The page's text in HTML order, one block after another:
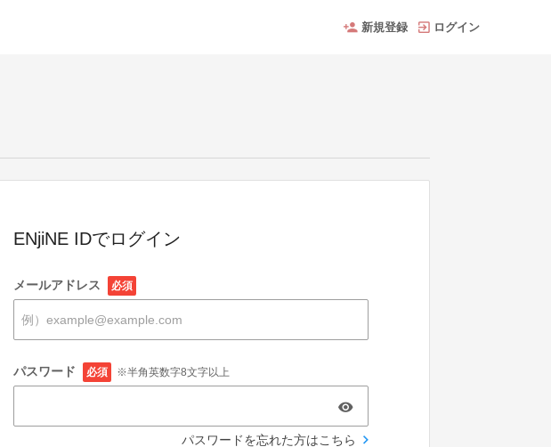
新規登録 ログイン
ENjiNE IDでログイン
メールアドレス 必須
パスワード 必須 ※半角英数字8文字以上
パスワードを忘れた方はこちら